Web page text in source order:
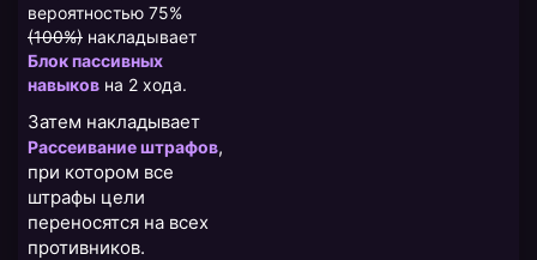
вероятностью 75%
(100%) накладывает
Блок пассивных
навыков на 2 хода.
Затем накладывает
Рассеивание штрафов,
при котором все
штрафы цели
переносятся на всех
противников.